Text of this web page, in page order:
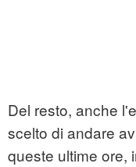
Del resto, anche
scelto di andare
queste ultime ore,